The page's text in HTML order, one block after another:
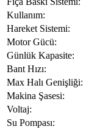
Kullanım:
Hareket Sistemi:
Motor Gücü:
Günlük Kapasite:
Bant Hızı:
Max Halı Genişliği:
Makina Şasesi:
Voltaj:
Su Pompası: